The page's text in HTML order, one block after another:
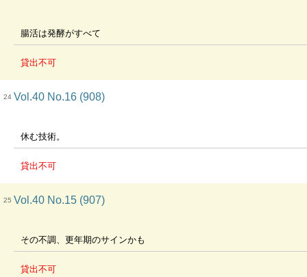
腸活は発酵がすべて
貸出不可
24 Vol.40 No.16 (908)
休む技術。
貸出不可
25 Vol.40 No.15 (907)
その不調、更年期のサインかも
貸出不可